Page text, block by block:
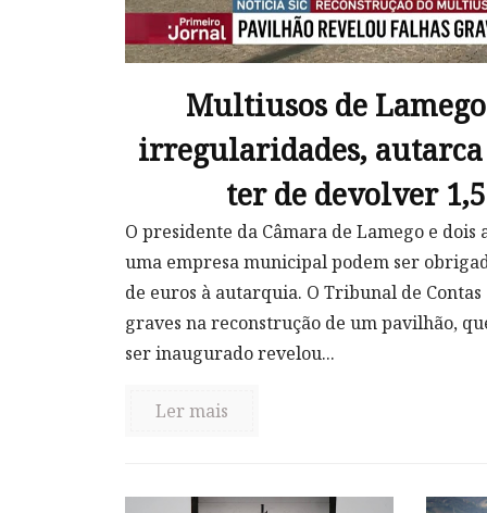
Multiusos de
irregularidades, autarca
ter de devolver
O presidente da Câmara de Lamego e
uma empresa municipal podem ser
de euros à autarquia. O Tribunal de
graves na reconstrução de um pavilhão,
ser inaugurado revelou...
Ler mais